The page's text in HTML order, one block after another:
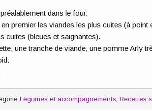
dans le four.
premier les viandes les plus cuites (à point
cuites (bleues et saignantes).
une tranche de viande, une pomme Arly
Légumes et accompagnements, Recettes